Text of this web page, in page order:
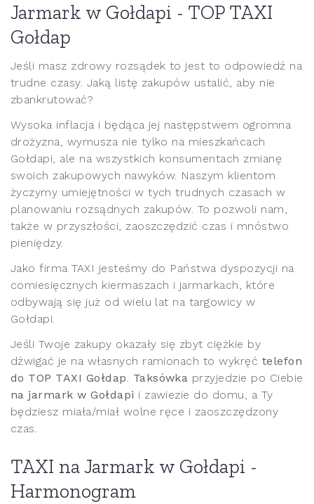
Jarmark w Gołdapi - TOP TAXI
Gołdap
Jeśli masz zdrowy rozsądek to jest to odpowiedź na
trudne czasy. Jaką listę zakupów ustalić, aby nie
zbankrutować?
Wysoka inflacja i będąca jej następstwem ogromna
drożyzna, wymusza nie tylko na mieszkańcach
Gołdapi, ale na wszystkich konsumentach zmianę
swoich zakupowych nawyków. Naszym klientom
życzymy umiejętności w tych trudnych czasach w
planowaniu rozsądnych zakupów. To pozwoli nam,
także w przyszłości, zaoszczędzić czas i mnóstwo
pieniędzy.
Jako firma TAXI jesteśmy do Państwa dyspozycji na
comiesięcznych kiermaszach i jarmarkach, które
odbywają się już od wielu lat na targowicy w
Gołdapi.
Jeśli Twoje zakupy okazały się zbyt ciężkie by
dźwigać je na własnych ramionach to wykręć telefon
do TOP TAXI Gołdap. Taksówka przyjedzie po Ciebie
na jarmark w Gołdapi i zawiezie do domu, a Ty
będziesz miała/miał wolne ręce i zaoszczędzony
czas.
TAXI na Jarmark w Gołdapi -
Harmonogram